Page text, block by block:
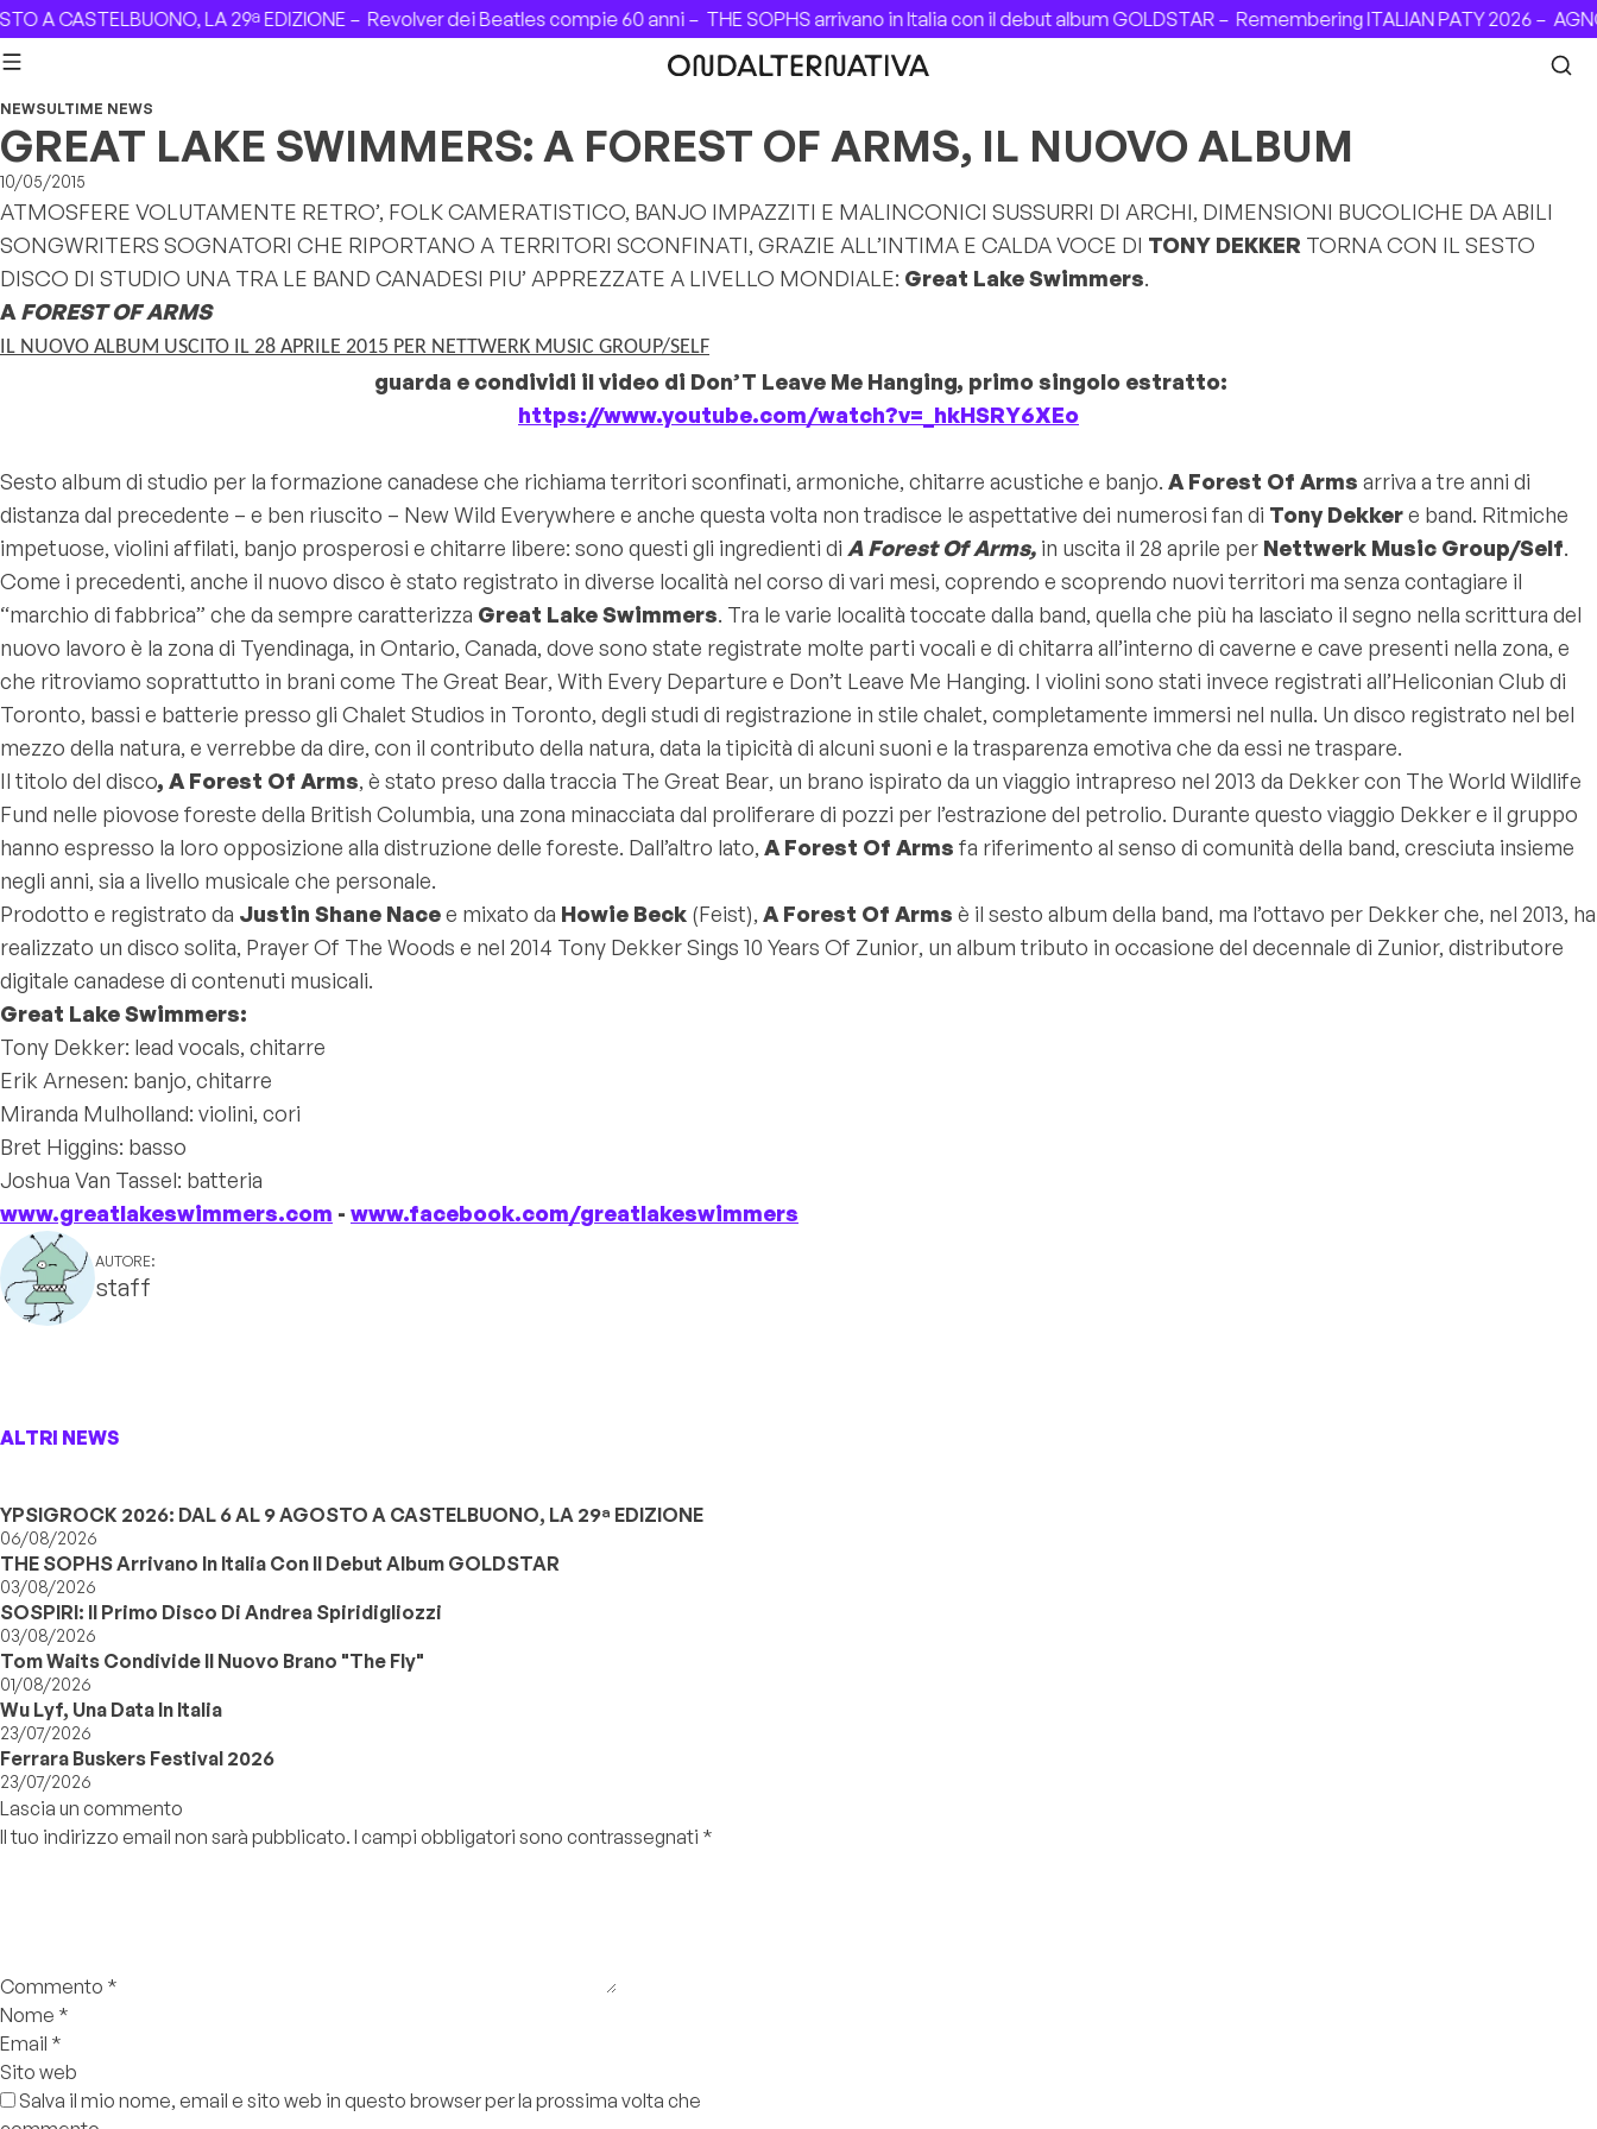
Skip to content
A CASTELBUONO, LA 29ª EDIZIONE –Revolver dei Beatles compie 60 anni –THE SOPHS arrivano in Italia con il debut album GOLDSTAR –Remembering ITALIAN PATY 2026 –
NEWSULTIME NEWS
GREAT LAKE SWIMMERS: A FOREST OF ARMS, IL NUOVO ALBUM
10/05/2015
ATMOSFERE VOLUTAMENTE RETRO’, FOLK CAMERATISTICO, BANJO IMPAZZITI E MALINCONICI SUSSURRI DI ARCHI, DIMENSIONI BUCOLICHE DA ABILI
SONGWRITERS SOGNATORI CHE RIPORTANO A TERRITORI SCONFINATI, GRAZIE ALL’INTIMA E CALDA VOCE DI TONY DEKKER TORNA CON IL SESTO
DISCO DI STUDIO UNA TRA LE BAND CANADESI PIU’ APPREZZATE A LIVELLO MONDIALE: Great Lake Swimmers.
A FOREST OF ARMS
IL NUOVO ALBUM USCITO IL 28 APRILE 2015 PER NETTWERK MUSIC GROUP/SELF
guarda e condividi il video di Don’T Leave Me Hanging, primo singolo estratto:
https://www.youtube.com/watch?v=_hkHSRY6XEo
Sesto album di studio per la formazione canadese che richiama territori sconfinati, armoniche, chitarre acustiche e banjo. A Forest Of Arms arriva a tre anni di
distanza dal precedente – e ben riuscito – New Wild Everywhere e anche questa volta non tradisce le aspettative dei numerosi fan di Tony Dekkere band. Ritmiche
impetuose, violini affilati, banjo prosperosi e chitarre libere: sono questi gli ingredienti di A Forest Of Arms, in uscita il 28 aprile per Nettwerk Music Group/Self.
Come i precedenti, anche il nuovo disco è stato registrato in diverse località nel corso di vari mesi, coprendo e scoprendo nuovi territori ma senza contagiare il
“marchio di fabbrica” che da sempre caratterizza Great Lake Swimmers. Tra le varie località toccate dalla band, quella che più ha lasciato il segno nella scrittura del
nuovo lavoro è la zona di Tyendinaga, in Ontario, Canada, dove sono state registrate molte parti vocali e di chitarra all’interno di caverne e cave presenti nella zona, e
che ritroviamo soprattutto in brani come The Great Bear, With Every Departure e Don’t Leave Me Hanging. I violini sono stati invece registrati all’Heliconian Club di
Toronto, bassi e batterie presso gli Chalet Studios in Toronto, degli studi di registrazione in stile chalet, completamente immersi nel nulla. Un disco registrato nel bel
mezzo della natura, e verrebbe da dire, con il contributo della natura, data la tipicità di alcuni suoni e la trasparenza emotiva che da essi ne traspare.
Il titolo del disco, A Forest Of Arms, è stato preso dalla traccia The Great Bear, un brano ispirato da un viaggio intrapreso nel 2013 da Dekker con The World Wildlife
Fund nelle piovose foreste della British Columbia, una zona minacciata dal proliferare di pozzi per l’estrazione del petrolio. Durante questo viaggio Dekker e il gruppo
hanno espresso la loro opposizione alla distruzione delle foreste. Dall’altro lato, A Forest Of Arms fa riferimento al senso di comunità della band, cresciuta insieme
negli anni, sia a livello musicale che personale.
Prodotto e registrato da Justin Shane Nacee mixato da Howie Beck (Feist), A Forest Of Arms è il sesto album della band, ma l’ottavo per Dekker che, nel 2013, ha
realizzato un disco solita, Prayer Of The Woods e nel 2014 Tony Dekker Sings 10 Years Of Zunior, un album tributo in occasione del decennale di Zunior, distributore
digitale canadese di contenuti musicali.
Great Lake Swimmers:
Tony Dekker: lead vocals, chitarre
Erik Arnesen: banjo, chitarre
Miranda Mulholland: violini, cori
Bret Higgins: basso
Joshua Van Tassel: batteria
www.greatlakeswimmers.com - www.facebook.com/greatlakeswimmers
AUTORE:
staff
ALTRI NEWS
YPSIGROCK 2026: DAL 6 AL 9 AGOSTO A CASTELBUONO, LA 29ª EDIZIONE
06/08/2026
THE SOPHS Arrivano In Italia Con Il Debut Album GOLDSTAR
03/08/2026
SOSPIRI: Il Primo Disco Di Andrea Spiridigliozzi
03/08/2026
Tom Waits Condivide Il Nuovo Brano "The Fly"
01/08/2026
Wu Lyf, Una Data In Italia
23/07/2026
Ferrara Buskers Festival 2026
23/07/2026
Lascia un commento
Il tuo indirizzo email non sarà pubblicato. I campi obbligatori sono contrassegnati *
Commento *
Nome *
Email *
Sito web
Salva il mio nome, email e sito web in questo browser per la prossima volta che